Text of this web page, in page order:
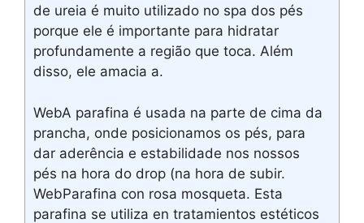
de ureia é muito utilizado no spa dos pés
porque ele é importante para hidratar
profundamente a região que toca. Além
disso, ele amacia a.
WebA parafina é usada na parte de cima da
prancha, onde posicionamos os pés, para
dar aderência e estabilidade nos nossos
pés na hora do drop (na hora de subir.
WebParafina con rosa mosqueta. Esta
parafina se utiliza en tratamientos estéticos